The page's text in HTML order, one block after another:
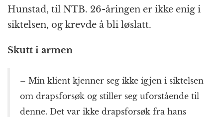
Hunstad, til NTB. 26-åringen er ikke enig i
siktelsen, og krevde å bli løslatt.
Skutt i armen
– Min klient kjenner seg ikke igjen i siktelsen
om drapsforsøk og stiller seg uforstående til
denne. Det var ikke drapsforsøk fra hans